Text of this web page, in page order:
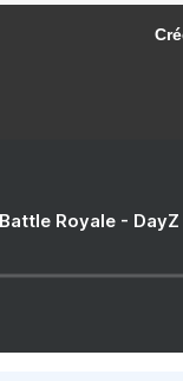
Royale - DayZ